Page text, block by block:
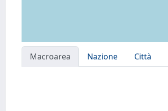
Macroarea Nazione Città